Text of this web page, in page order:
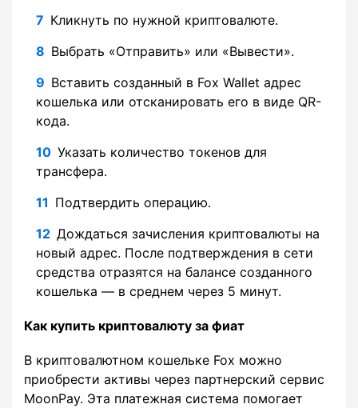
Кликнуть по нужной криптовалюте.
Выбрать «Отправить» или «Вывести».
Вставить созданный в Fox Wallet адрес
кошелька или отсканировать его в виде QR-
кода.
Указать количество токенов для
трансфера.
Подтвердить операцию.
Дождаться зачисления криптовалюты на
новый адрес. После подтверждения в сети
средства отразятся на балансе созданного
кошелька — в среднем через 5 минут.
Как купить криптовалюту за фиат
В криптовалютном кошельке Fox можно
приобрести активы через партнерский сервис
MoonPay. Эта платежная система помогает